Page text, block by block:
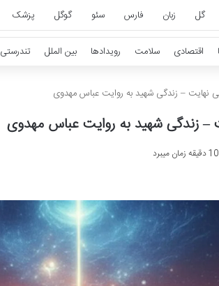
گل زبان فارس سئو گوگل پزشک
اقتصادی سلامت رویدادها بین الملل تندرستی
نهایت – زندگی شهید به روایت عباس مهدوی
– زندگی شهید به روایت عباس مهدوی